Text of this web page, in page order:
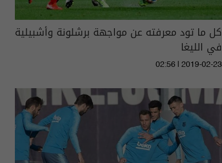
كل ما تود معرفته عن مواجهة برشلونة وأشبيلية
في الليغا
02:56 | 2019-02-23